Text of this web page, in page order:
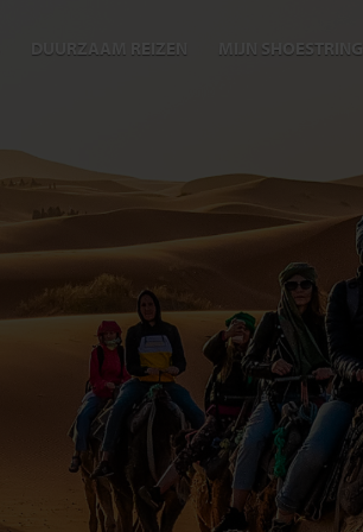
DUURZAAM REIZEN MIJN SHOESTRING